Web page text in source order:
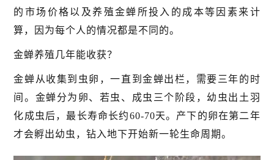
的市场价格以及养殖金蝉所投入的成本等因素来计
算，因为每个人的情况都是不同的。
金蝉养殖几年能收获？
金蝉从收集到虫卵，一直到金蝉出栏，需要三年的时
间。金蝉分为卵、若虫、成虫三个阶段，幼虫出土羽
化成虫后，最长寿命长约60-70天。产下的卵在第二年
才会孵出幼虫，钻入地下开始新一轮生命周期。